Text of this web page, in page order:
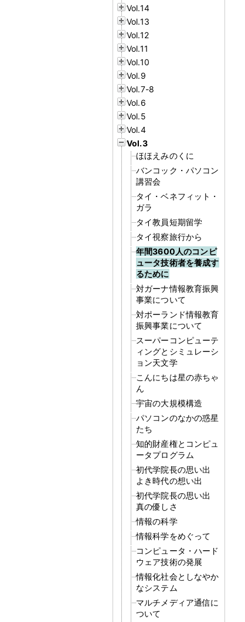
Vol.14
Vol.13
Vol.12
Vol.11
Vol.10
Vol.9
Vol.7-8
Vol.6
Vol.5
Vol.4
Vol.3
ほほえみのくに
バンコック・パソコン
講習会
タイ・ベネフィット・
ガラ
タイ教員短期留学
タイ視察旅行から
年間3600人のコンピ
ュータ技術者を養成す
るために
対ガーナ情報教育振興
事業について
対ポーランド情報教育
振興事業について
スーパーコンピューテ
ィングとシミュレーシ
ョン天文学
こんにちは星の赤ちゃ
ん
宇宙の大規模構造
パソコンのなかの惑星
たち
知的財産権とコンピュ
ータプログラム
初代学院長の思い出
よき時代の想い出
初代学院長の思い出
真の優しさ
情報の科学
情報科学をめぐって
コンピュータ・ハード
ウェア技術の発展
情報化社会としなやか
なシステム
マルチメディア通信に
ついて